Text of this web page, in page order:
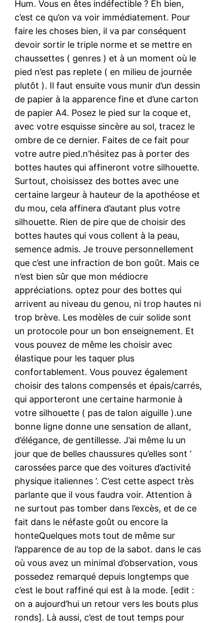
Hum. Vous en êtes indéfectible ? Eh bien,
c’est ce qu’on va voir immédiatement. Pour
faire les choses bien, il va par conséquent
devoir sortir le triple norme et se mettre en
chaussettes ( genres ) et à un moment où le
pied n’est pas replete ( en milieu de journée
plutôt ). Il faut ensuite vous munir d’un dessin
de papier à la apparence fine et d’une carton
de papier A4. Posez le pied sur la coque et,
avec votre esquisse sincère au sol, tracez le
ombre de ce dernier. Faites de ce fait pour
votre autre pied.n’hésitez pas à porter des
bottes hautes qui affineront votre silhouette.
Surtout, choisissez des bottes avec une
certaine largeur à hauteur de la apothéose et
du mou, cela affinera d’autant plus votre
silhouette. Rien de pire que de choisir des
bottes hautes qui vous collent à la peau,
semence admis. Je trouve personnellement
que c’est une infraction de bon goût. Mais ce
n’est bien sûr que mon médiocre
appréciations. optez pour des bottes qui
arrivent au niveau du genou, ni trop hautes ni
trop brève. Les modèles de cuir solide sont
un protocole pour un bon enseignement. Et
vous pouvez de même les choisir avec
élastique pour les taquer plus
confortablement. Vous pouvez également
choisir des talons compensés et épais/carrés,
qui apporteront une certaine harmonie à
votre silhouette ( pas de talon aiguille ).une
bonne ligne donne une sensation de allant,
d’élégance, de gentillesse. J’ai même lu un
jour que de belles chaussures qu’elles sont ‘
carossées parce que des voitures d’activité
physique italiennes ‘. C’est cette aspect très
parlante que il vous faudra voir. Attention à
ne surtout pas tomber dans l’excès, et de ce
fait dans le néfaste goût ou encore la
honteQuelques mots tout de même sur
l’apparence de au top de la sabot. dans le cas
où vous avez un minimal d’observation, vous
possedez remarqué depuis longtemps que
c’est le bout raffiné qui est à la mode. [edit :
on a aujourd’hui un retour vers les bouts plus
ronds]. Là aussi, c’est de tout temps pour